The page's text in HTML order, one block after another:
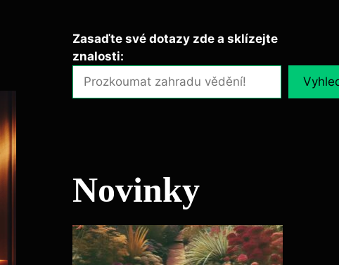
Zasaďte své dotazy zde a sklízejte
znalosti:
Novinky